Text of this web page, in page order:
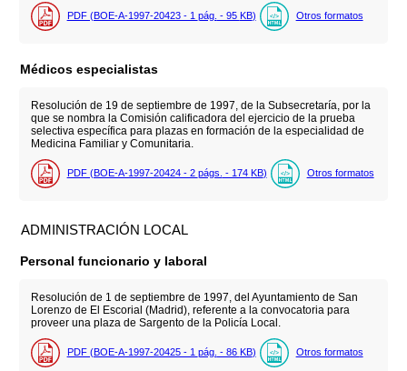
PDF (BOE-A-1997-20423 - 1 pág. - 95 KB) Otros formatos
Médicos especialistas
Resolución de 19 de septiembre de 1997, de la Subsecretaría, por la
que se nombra la Comisión calificadora del ejercicio de la prueba
selectiva específica para plazas en formación de la especialidad de
Medicina Familiar y Comunitaria.
PDF (BOE-A-1997-20424 - 2 págs. - 174 KB) Otros formatos
ADMINISTRACIÓN LOCAL
Personal funcionario y laboral
Resolución de 1 de septiembre de 1997, del Ayuntamiento de San
Lorenzo de El Escorial (Madrid), referente a la convocatoria para
proveer una plaza de Sargento de la Policía Local.
PDF (BOE-A-1997-20425 - 1 pág. - 86 KB) Otros formatos